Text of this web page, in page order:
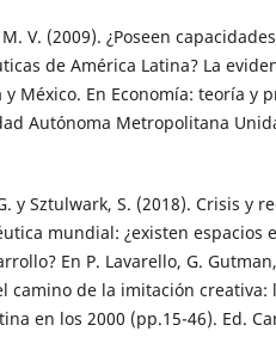
V. (2009). ¿Poseen
de América Latina? La
México. En Economía: teoría y
Autónoma Metropolitana
y Sztulwark, S. (2018). Crisis y
mundial: ¿existen espacios
En P. Lavarello, G.
camino de la imitación
en los 2000 (pp.15-46). Ed.